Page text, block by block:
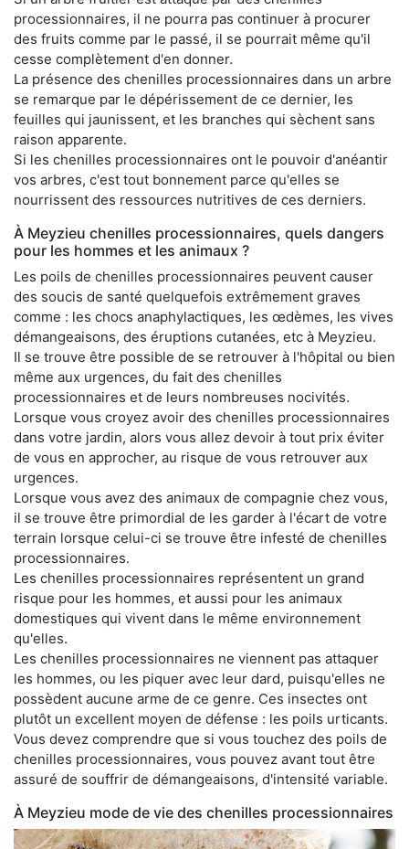
processionnaires, il ne pourra pas continuer à procurer
des fruits comme par le passé, il se pourrait même qu'il
cesse complètement d'en donner.
La présence des chenilles processionnaires dans un arbre
se remarque par le dépérissement de ce dernier, les
feuilles qui jaunissent, et les branches qui sèchent sans
raison apparente.
Si les chenilles processionnaires ont le pouvoir d'anéantir
vos arbres, c'est tout bonnement parce qu'elles se
nourrissent des ressources nutritives de ces derniers.
À Meyzieu chenilles processionnaires, quels dangers
pour les hommes et les animaux ?
Les poils de chenilles processionnaires peuvent causer
des soucis de santé quelquefois extrêmement graves
comme : les chocs anaphylactiques, les œdèmes, les vives
démangeaisons, des éruptions cutanées, etc à Meyzieu.
Il se trouve être possible de se retrouver à l'hôpital ou bien
même aux urgences, du fait des chenilles
processionnaires et de leurs nombreuses nocivités.
Lorsque vous croyez avoir des chenilles processionnaires
dans votre jardin, alors vous allez devoir à tout prix éviter
de vous en approcher, au risque de vous retrouver aux
urgences.
Lorsque vous avez des animaux de compagnie chez vous,
il se trouve être primordial de les garder à l'écart de votre
terrain lorsque celui-ci se trouve être infesté de chenilles
processionnaires.
Les chenilles processionnaires représentent un grand
risque pour les hommes, et aussi pour les animaux
domestiques qui vivent dans le même environnement
qu'elles.
Les chenilles processionnaires ne viennent pas attaquer
les hommes, ou les piquer avec leur dard, puisqu'elles ne
possèdent aucune arme de ce genre. Ces insectes ont
plutôt un excellent moyen de défense : les poils urticants.
Vous devez comprendre que si vous touchez des poils de
chenilles processionnaires, vous pouvez avant tout être
assuré de souffrir de démangeaisons, d'intensité variable.
À Meyzieu mode de vie des chenilles processionnaires